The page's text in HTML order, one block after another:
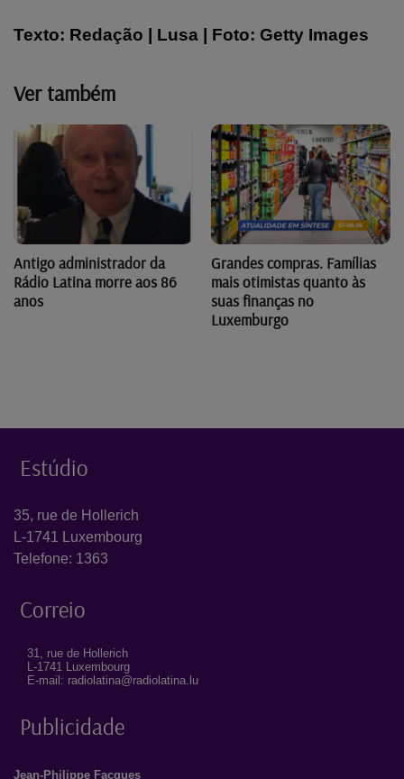
Texto: Redação | Lusa | Foto: Getty Images
Ver também
Antigo administrador da
Rádio Latina morre aos 86
anos
Grandes compras. Famílias
mais otimistas quanto às
suas finanças no
Luxemburgo
Estúdio
35, rue de Hollerich
L-1741 Luxembourg
Telefone: 1363
Correio
31, rue de Hollerich
L-1741 Luxembourg
E-mail: radiolatina@radiolatina.lu
Publicidade
Jean-Philippe Facques